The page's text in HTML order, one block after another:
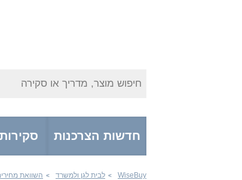
חיפוש מוצר, מדריך או סקירה
חדשות הצרכנות
WiseBuy
> לבית לגן ולמשרד > השוואת